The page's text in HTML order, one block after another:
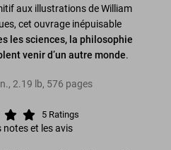
aux illustrations de William
cet ouvrage inépuisable
les sciences, la philosophie
venir d’un autre monde.
, 2.19 lb, 576 pages
5 Ratings
notes et les avis